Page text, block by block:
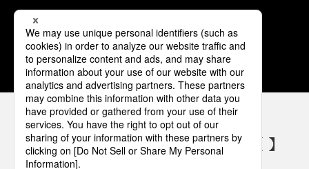
1 2 3 4 5
パナソニックの電気設備 SNSアカウント